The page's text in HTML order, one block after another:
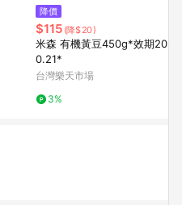
降價
$115 (降$20)
米森 有機黃豆450g*效期2026.1
0.21*
台灣樂天市場
3%